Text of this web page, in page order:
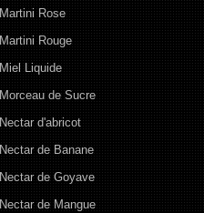
Martini Rose
Martini Rouge
Miel Liquide
Morceau de Sucre
Nectar d'abricot
Nectar de Banane
Nectar de Goyave
Nectar de Mangue